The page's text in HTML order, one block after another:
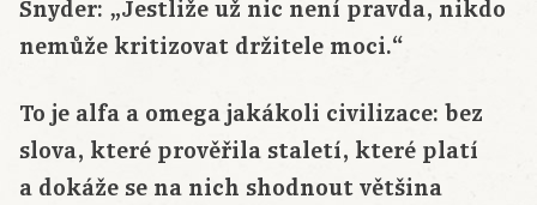
Snyder: „Jestliže už nic není pravda, nikdo
nemůže kritizovat držitele moci.“
To je alfa a omega jakákoli civilizace: bez
slova, které prověřila staletí, které platí
a dokáže se na nich shodnout většina